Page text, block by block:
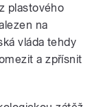
plastového
na
vláda tehdy
a zpřísnit